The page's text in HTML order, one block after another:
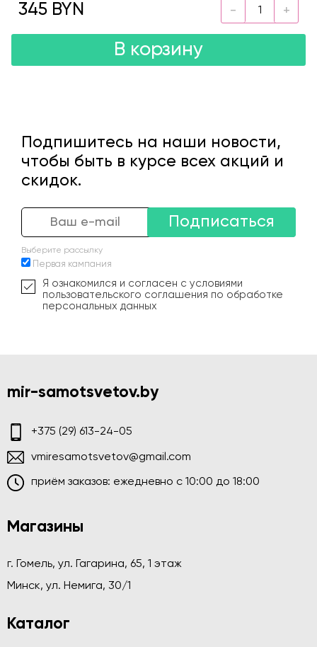
345 BYN
В корзину
Подпишитесь на наши новости,
чтобы быть в курсе всех акций и
скидок.
Подписаться
Выберите рассылку
Первая кампания
Я ознакомился и согласен с условиями
пользовательского соглашения по обработке
персональных данных
mir-samotsvetov.by
+375 (29) 613-24-05
vmiresamotsvetov@gmail.com
приём заказов: ежедневно c 10:00 до 18:00
Магазины
г. Гомель, ул. Гагарина, 65, 1 этаж
Минск, ул. Немига, 30/1
Каталог